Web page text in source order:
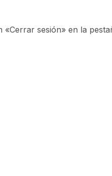
sesión» en la